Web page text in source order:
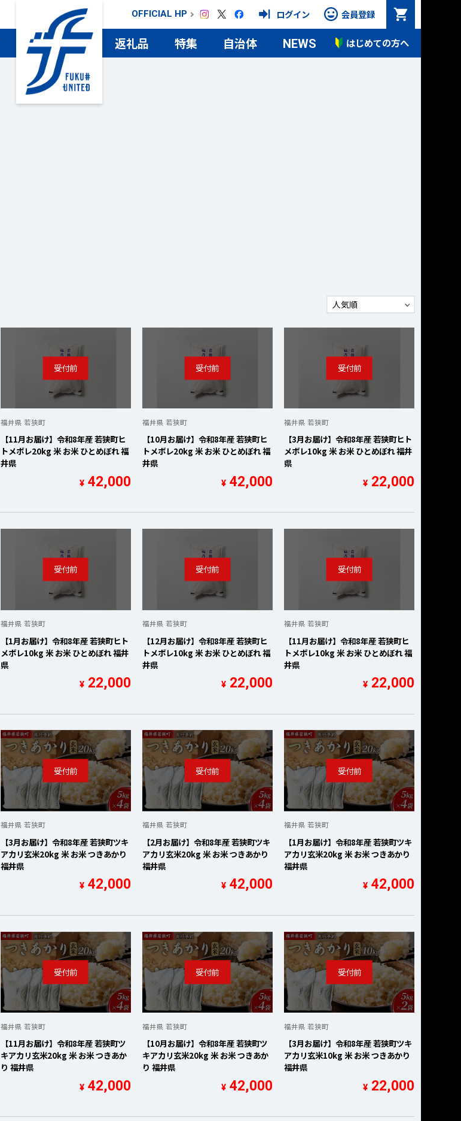
OFFICIAL HP ログイン 会員登録
検索 返礼品 特集 自治体 NEWS はじめての方へ
福井県 若狭町
【11月お届け】令和8年産 若狭町ヒ
トメボレ20kg 米 お米 ひとめぼれ 福
井県
¥42,000
福井県 若狭町
【10月お届け】令和8年産 若狭町ヒ
トメボレ20kg 米 お米 ひとめぼれ 福
井県
¥ 42,000
福井県 若狭町
【3月お届け】令和8年産 若狭町ヒト
メボレ10kg 米 お米 ひとめぼれ 福井
県
¥ 22,000
福井県 若狭町
【1月お届け】令和8年産 若狭町ヒト
メボレ10kg 米 お米 ひとめぼれ 福井
県
¥22,000
福井県 若狭町
【12月お届け】令和8年産 若狭町ヒ
トメボレ10kg 米 お米 ひとめぼれ 福
井県
¥ 22,000
福井県 若狭町
【11月お届け】令和8年産 若狭町ヒ
トメボレ10kg 米 お米 ひとめぼれ 福
井県
¥ 22,000
福井県 若狭町
【3月お届け】令和8年産 若狭町ツキ
アカリ玄米20kg 米 お米 つきあかり
福井県
¥42,000
福井県 若狭町
【2月お届け】令和8年産 若狭町ツキ
アカリ玄米20kg 米 お米 つきあかり
福井県
¥ 42,000
福井県 若狭町
【1月お届け】令和8年産 若狭町ツキ
アカリ玄米20kg 米 お米 つきあかり
福井県
¥ 42,000
福井県 若狭町
【11月お届け】令和8年産 若狭町ツ
キアカリ玄米20kg 米 お米 つきあか
り 福井県
¥42,000
福井県 若狭町
【10月お届け】令和8年産 若狭町ツ
キアカリ玄米20kg 米 お米 つきあか
り 福井県
¥ 42,000
福井県 若狭町
【3月お届け】令和8年産 若狭町ツキ
アカリ玄米10kg 米 お米 つきあかり
福井県
¥ 22,000